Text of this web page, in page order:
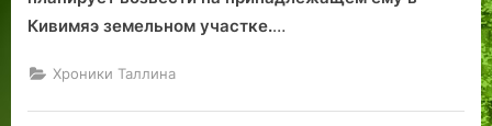
Кивимяэ земельном участке.…
Хроники Таллина